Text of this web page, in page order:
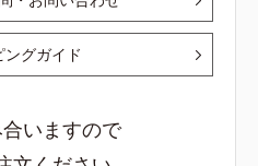
ングガイド
いますので